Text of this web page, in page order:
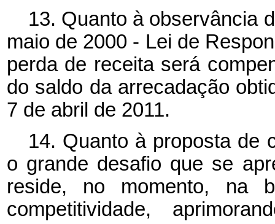
13. Quanto à observância
maio de 2000 - Lei de
perda de receita será
do saldo da arrecadação
7 de abril de 2011.
14. Quanto à proposta de
o grande desafio que se
reside, no momento, na
competitividade,